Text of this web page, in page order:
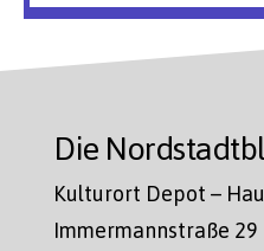
Die
Kulturort Depot –
Immermannstraße 29